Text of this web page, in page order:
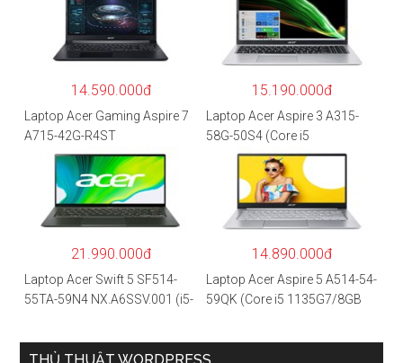
WQXGA/Win 11/Xám)
SSD/16″WQXGA/Dos/Trắng)
14.590.000đ
Laptop Acer Gaming Aspire 7
A715-42G-R4ST
NH.QAYSV.004 (R5
5500U/8GB RAM/256GB
SSD/15.6″FHD IPS/GTX1650
4GB/Win10) – Hàng chính
15.190.000đ
Laptop Acer Aspire 3 A315-
58G-50S4 (Core i5
1135G7/8GB
RAM/512GB/15.6″FHD/MX35
0 2GB/Win 10/Bạc)
21.990.000đ
Laptop Acer Swift 5 SF514-
55TA-59N4 NX.A6SSV.001 (i5-
anh) – Hàng chính hãng
14.890.000đ
Laptop Acer Aspire 5 A514-54-
59QK (Core i5 1135G7/8GB
THỦ THUẬT WORDPRESS